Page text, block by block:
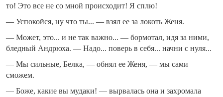
то! Это все не со мной происходит! Я сплю!
— Успокойся, ну что ты... — взял ее за локоть Женя.
— Может, это... и не так важно... — бормотал, идя за ними,
бледный Андрюха. — Надо... поверь в себя... начни с нуля...
— Мы сильные, Белка, — обнял ее Женя, — мы сами
сможем.
— Боже, какие вы мудаки! — вырвалась она и захромала